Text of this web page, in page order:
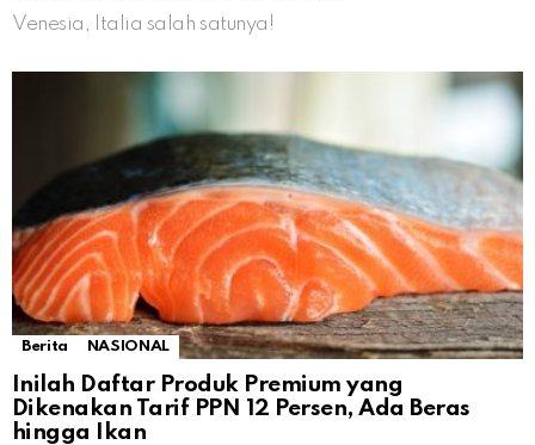
Venesia, Italia salah satunya!
Berita NASIONAL
Inilah Daftar Produk Premium yang
Dikenakan Tarif PPN 12 Persen, Ada Beras
hingga Ikan